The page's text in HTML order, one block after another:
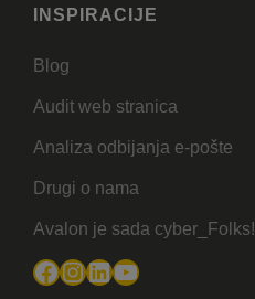
INSPIRACIJE
Blog
Audit web stranica
Analiza odbijanja e-pošte
Drugi o nama
Avalon je sada cyber_Folks!
Facebook
Instagram
LinkedIn
YouTube